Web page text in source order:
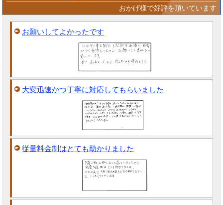
おかげ様で好評を頂いています
お願いしてよかったです
大変迅速かつ丁寧に対応してもらいました
従量料金制はとても助かりました